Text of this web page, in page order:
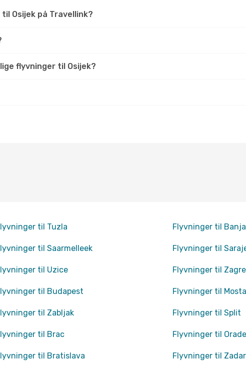
Osijek på Travellink?
flyvninger til Osijek?
til Tuzla Flyvninger til
til Saarmelleek Flyvninger til
til Uzice Flyvninger til
til Budapest Flyvninger til
til Zabljak Flyvninger til Split
til Brac Flyvninger til
til Bratislava Flyvninger til Zadar